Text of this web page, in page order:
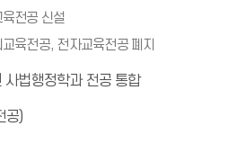
육전공 신설
육전공, 전자교육전공 폐지
사법행정학과 전공 통합
공)